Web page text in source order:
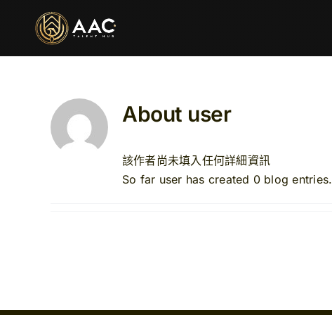
About user
該作者尚未填入任何詳細資訊
So far user has created 0 blog entries.